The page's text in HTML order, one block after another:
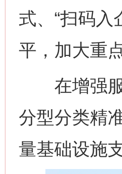
式、“扫码
平，加大重
在增强服
分型分类精
量基础设施